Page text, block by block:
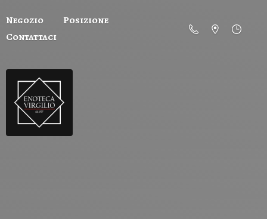
Negozio
Posizione
Contattaci